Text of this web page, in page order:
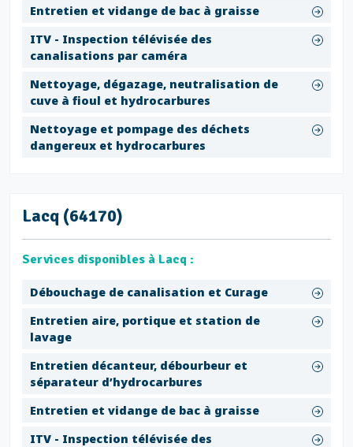
Entretien et vidange de bac à graisse
ITV - Inspection télévisée des
canalisations par caméra
Nettoyage, dégazage, neutralisation de
cuve à fioul et hydrocarbures
Nettoyage et pompage des déchets
dangereux et hydrocarbures
Lacq (64170)
Services disponibles à Lacq :
Débouchage de canalisation et Curage
Entretien aire, portique et station de
lavage
Entretien décanteur, débourbeur et
séparateur d’hydrocarbures
Entretien et vidange de bac à graisse
ITV - Inspection télévisée des